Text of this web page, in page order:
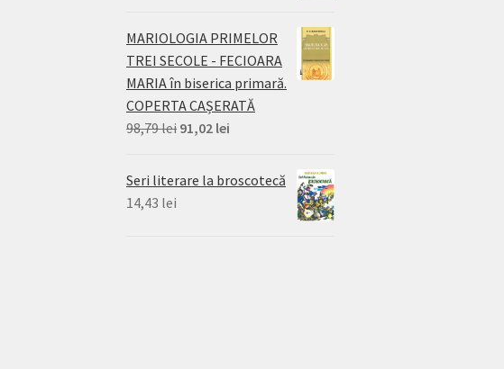
fost:
55,50 lei.
49,95 lei.
MARIOLOGIA PRIMELOR
TREI SECOLE - FECIOARA
MARIA în biserica primară.
COPERTA CAȘERATĂ
98,79lei Prețul
91,02 lei
Seri literare la broscotecă
14,43 lei